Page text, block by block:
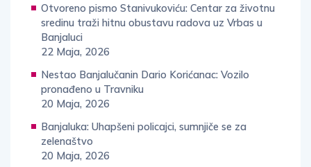
Otvoreno pismo Stanivukoviću: Centar za životnu
sredinu traži hitnu obustavu radova uz Vrbas u
Banjaluci
22 Maja, 2026
Nestao Banjalučanin Dario Korićanac: Vozilo
pronađeno u Travniku
20 Maja, 2026
Banjaluka: Uhapšeni policajci, sumnjiče se za
zelenaštvo
20 Maja, 2026